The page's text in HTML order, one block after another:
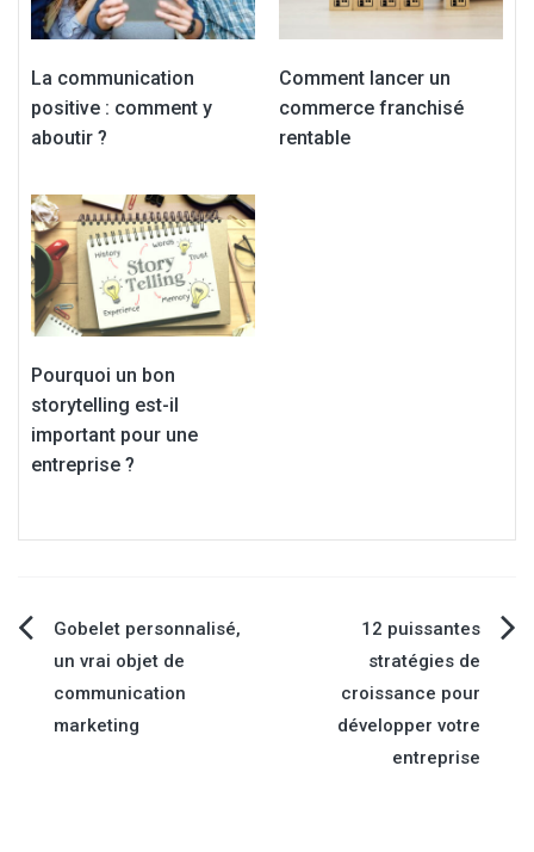
La communication
positive : comment y
aboutir ?
Comment lancer un
commerce franchisé
rentable
Pourquoi un bon
storytelling est-il
important pour une
entreprise ?
Navigation
de
l’article
Gobelet personnalisé,
un vrai objet de
communication
marketing
12 puissantes
stratégies de
croissance pour
développer votre
entreprise